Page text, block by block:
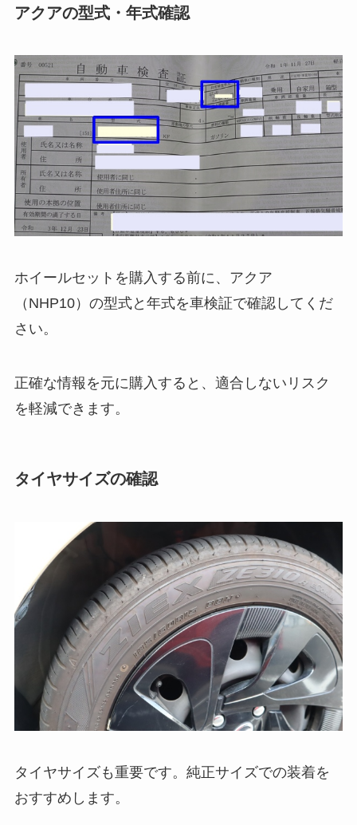
アクアの型式・年式確認
ホイールセットを購入する前に、アクア
（NHP10）の型式と年式を車検証で確認してくだ
さい。
正確な情報を元に購入すると、適合しないリスク
を軽減できます。
タイヤサイズの確認
タイヤサイズも重要です。純正サイズでの装着を
おすすめします。